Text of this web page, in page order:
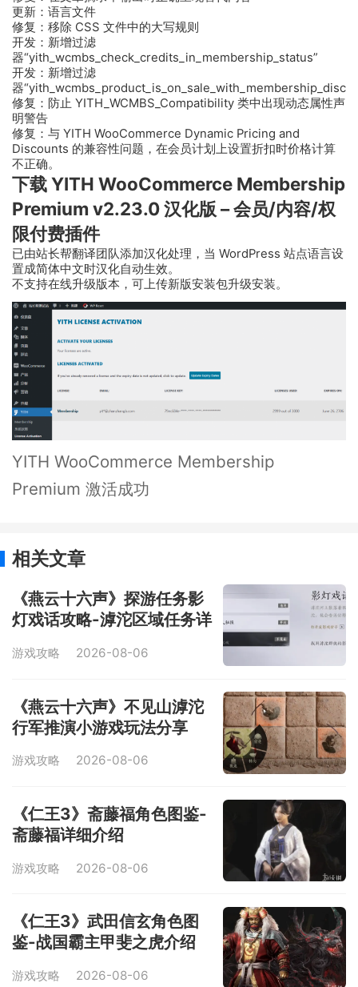
更新：语言文件
修复：移除 CSS 文件中的大写规则
开发：新增过滤
器“yith_wcmbs_check_credits_in_membership_status”
开发：新增过滤
器
修复：防止 YITH_WCMBS_Compatibility 类中出现动态属性声
明警告
修复：与 YITH WooCommerce Dynamic Pricing and
Discounts 的兼容性问题，在会员计划上设置折扣时价格计算
不正确。
下载 YITH WooCommerce Membership
Premium v2.23.0 汉化版 – 会员/内容/权
限付费插件
已由站长帮翻译团队添加汉化处理，当 WordPress 站点语言设
置成简体中文时汉化自动生效。
不支持在线升级版本，可上传新版安装包升级安装。
YITH WooCommerce Membership
Premium 激活成功
相关文章
《燕云十六声》探游任务影
灯戏话攻略-滹沱区域任务详
游戏攻略 2026-08-06
《燕云十六声》不见山滹沱
行军推演小游戏玩法分享
游戏攻略 2026-08-06
《仁王3》斋藤福角色图鉴-
斋藤福详细介绍
游戏攻略 2026-08-06
《仁王3》武田信玄角色图
鉴-战国霸主甲斐之虎介绍
游戏攻略 2026-08-06